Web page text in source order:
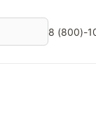
8 (800)-